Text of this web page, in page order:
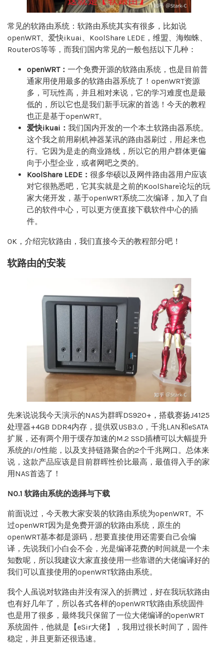
常见的软路由系统：软路由系统其实有很多，比如说
openWRT、爱快ikuai、KoolShare LEDE，维盟、海蜘蛛、
RouterOS等等，而我们国内常见的一般包括以下几种：
openWRT： 一个免费开源的软路由系统，也是目前普
通家用使用最多的软路由器系统了！openWRT资源
多，可玩性高，并且相对来说，它的学习难度也是最
低的，所以它也是我们新手玩家的首选！今天的教程
也正是基于openWRT。
爱快ikuai： 我们国内开发的一个本土软路由器系统。
这个我之前用刷机神器某讯的路由器刷过，用起来也
行。它因为是走的商业路线，所以它的用户群体更偏
向于小型企业，或者网吧之类的。
KoolShare LEDE： 很多华硕以及网件路由器用户应该
对它很熟悉吧，它其实就是之前的KoolShare论坛的玩
家大佬开发，基于openWRT系统二次编译，加入了自
己的软件中心，可以更方便直接下载软件中心的插
件。
OK，介绍完软路由，我们直接今天的教程部分吧！
软路由的安装
先来说说我今天演示的NAS为群晖DS920+，搭载赛扬J4125
处理器+4GB DDR4内存，提供双USB3.0，千兆LAN和eSATA
扩展，还有两个用于缓存加速的M.2 SSD插槽可以大幅提升
系统的I/O性能，以及支持链路聚合的2个千兆网口。总体来
说，这款产品应该是目前群晖性价比最高，最值得入手的家
用NAS首选了！
NO.1 软路由系统的选择与下载
前面说过，今天教大家安装的软路由系统为openWRT。不
过openWRT因为是免费开源的软路由系统，原生的
openWRT基本都是源码，想要直接使用还需要自己会编
译，先说我们小白会不会，光是编译花费的时间就是一个未
知数呢，所以我建议大家直接使用一些靠谱的大佬编译好的
我们可以直接使用的openWRT软路由系统。
我个人虽说对软路由并没有深入的折腾过，好在我玩软路由
也有好几年了，所以各式各样的openWRT软路由系统固件
也是用了很多，最终我只保留了一位大佬编译的openWRT
系统固件，他就是【eSir大佬】，我用过很长时间了，固件
稳定，并且更新还很迅速。